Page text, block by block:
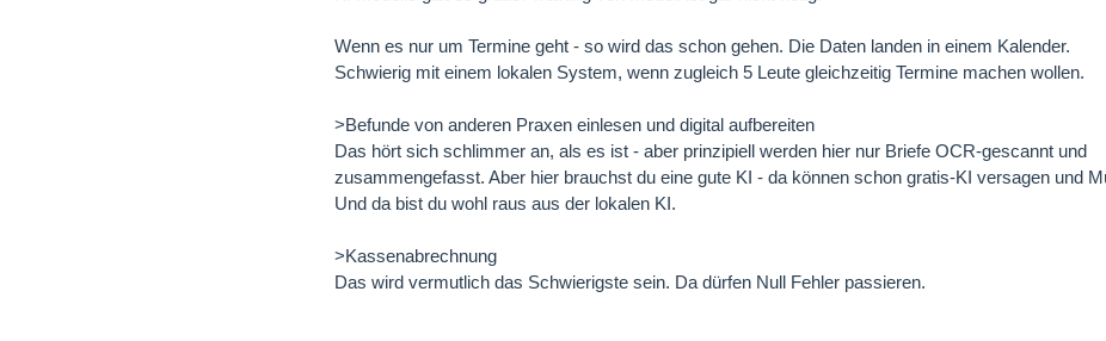
Wenn es nur um Termine geht - so wird das schon gehen. Die Daten landen in einem Kalender.
Schwierig mit einem lokalen System, wenn zugleich 5 Leute gleichzeitig Termine machen wollen.
>Befunde von anderen Praxen einlesen und digital aufbereiten
Das hört sich schlimmer an, als es ist - aber prinzipiell werden hier nur Briefe OCR-gescannt und
zusammengefasst. Aber hier brauchst du eine gute KI - da können schon gratis-KI versagen und
Und da bist du wohl raus aus der lokalen KI.
>Kassenabrechnung
Das wird vermutlich das Schwierigste sein. Da dürfen Null Fehler passieren.